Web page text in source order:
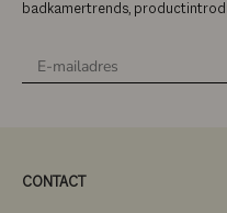
badkamertrends,
CONTACT